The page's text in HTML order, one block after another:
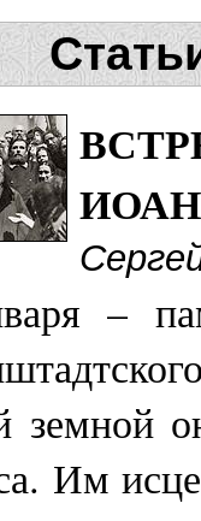
–
земной
Им